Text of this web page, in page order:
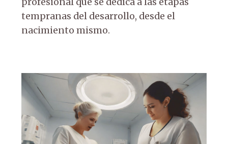
tempranas del desarrollo, desde el
nacimiento mismo.